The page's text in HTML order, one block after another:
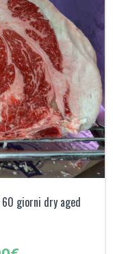
giorni dry aged